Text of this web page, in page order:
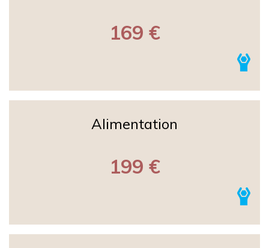
169 €
Alimentation
199 €